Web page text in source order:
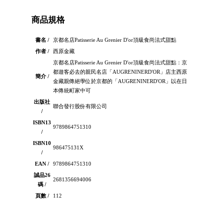
商品規格
書名 /
京都名店Patisserie Au Grenier D'or頂級食尚法式甜點
作者 /
西原金藏
簡介 /
京都名店Patisserie Au Grenier D'or頂級食尚法式甜點：京
都遊客必去的親民名店「AUGRENINERD'OR」店主西原
金藏親傳絕學位於京都的「AUGRENINERD'OR」以在日
本傳統町家中可
出版社
/
聯合發行股份有限公司
ISBN13
/
9789864751310
ISBN10
/
986475131X
EAN /
9789864751310
誠品26
碼 /
2681356694006
頁數 / 112